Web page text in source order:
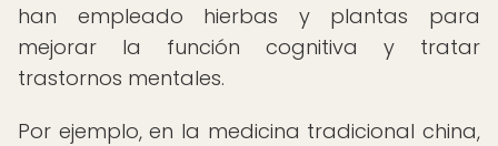
han empleado hierbas y plantas para
mejorar la función cognitiva y tratar
trastornos mentales.
Por ejemplo, en la medicina tradicional china,